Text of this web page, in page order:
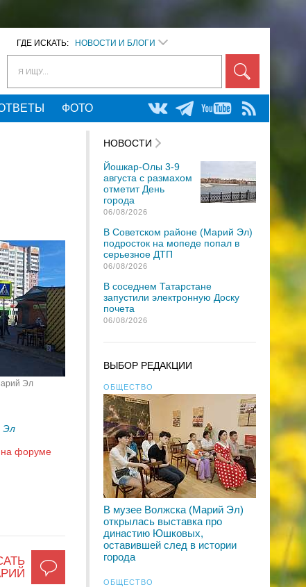
ГДЕ ИСКАТЬ: НОВОСТИ И БЛОГИ
Я ИЩУ...
ФОТО
Эл
Эл
на форуме
НОВОСТИ
Йошкар-Олы 3-9
августа с размахом
отметит День
города
06/08/2026
В Советском районе (Марий Эл)
подросток на мопеде попал в
серьезное ДТП
06/08/2026
В соседнем Татарстане
запустили электронную Доску
почета
06/08/2026
ВЫБОР РЕДАКЦИИ
ОБЩЕСТВО
В музее Волжска (Марий Эл)
открылась выставка про
династию Юшковых,
оставившей след в истории
города
ОБЩЕСТВО